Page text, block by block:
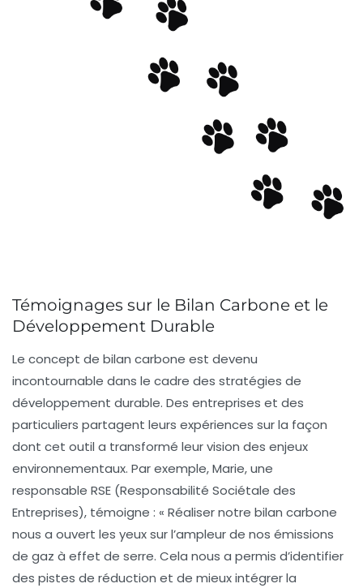
Témoignages sur le Bilan Carbone et le
Développement Durable
Le concept de bilan carbone est devenu
incontournable dans le cadre des stratégies de
développement durable. Des entreprises et des
particuliers partagent leurs expériences sur la façon
dont cet outil a transformé leur vision des enjeux
environnementaux. Par exemple, Marie, une
responsable RSE (Responsabilité Sociétale des
Entreprises), témoigne : « Réaliser notre bilan carbone
nous a ouvert les yeux sur l’ampleur de nos émissions
de gaz à effet de serre. Cela nous a permis d’identifier
des pistes de réduction et de mieux intégrer la